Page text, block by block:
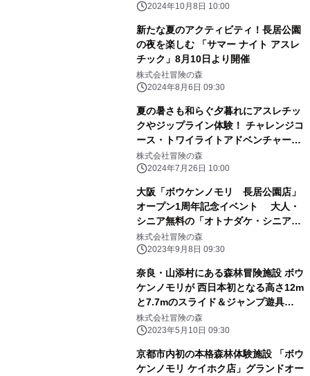
2024年10月8日 10:00
新たな夏のアクティビティ！長居公園
の夜を楽しむ 「サマー ナイト アスレ
チック」8月10日より開催
株式会社冒険の森
2024年8月6日 09:30
夏の暑さも和らぐ夕暮れにアスレチッ
クやジップライン体験！ チャレンジコ
ース・トワイライトアドベンチャーを
7・8月に開催
株式会社冒険の森
2024年7月26日 10:00
大阪「ボウケンノモリ 長居公園店」
オープン1周年記念イベント 大人・
シニア無料の「オトナダケ・シニアダ
ケ」期間限定開催！
株式会社冒険の森
2023年9月8日 09:30
奈良・山添村にある森林冒険施設 ボウ
ケンノモリが 西日本初となる高さ12m
と7.7mのスライド＆ジャンプ遊具
「メイハンダイブ」を設置しリニュー
アルオープン！
株式会社冒険の森
2023年5月10日 09:30
京都市内初の本格森林体験施設 「ボウ
ケンノモリ ケイホク店」グランドオー